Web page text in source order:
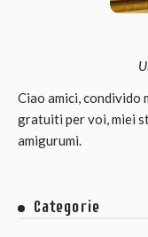
Ciao amici, condivido
gratuiti per voi, miei
amigurumi.
Categorie